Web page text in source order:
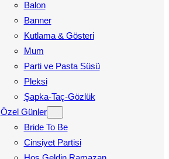
Balon
Banner
Kutlama & Gösteri
Mum
Parti ve Pasta Süsü
Pleksi
Şapka-Taç-Gözlük
Özel Günler
Bride To Be
Cinsiyet Partisi